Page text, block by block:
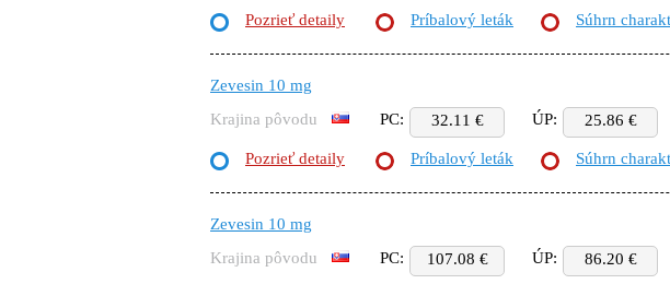
Pozrieť detaily Príbalový leták Súhrn
Zevesin 10 mg
Krajina pôvodu
PC: 32.11 € ÚP: 25.86 €
Pozrieť detaily Príbalový leták Súhrn
Zevesin 10 mg
Krajina pôvodu
PC: 107.08 € ÚP: 86.20 €